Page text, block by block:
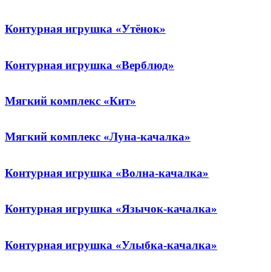
Контурная игрушка «Утёнок»
Контурная игрушка «Верблюд»
Мягкий комплекс «Кит»
Мягкий комплекс «Луна-качалка»
Контурная игрушка «Волна-качалка»
Контурная игрушка «Язычок-качалка»
Контурная игрушка «Улыбка-качалка»